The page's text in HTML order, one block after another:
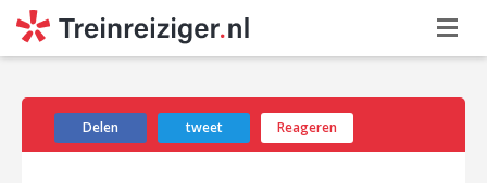
Delen tweet Reageren